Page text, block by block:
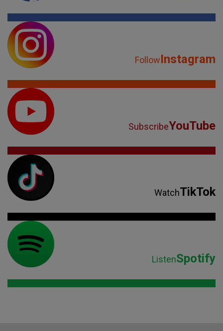
FollowInstagram
SubscribeYouTube
WatchTikTok
ListenSpotify